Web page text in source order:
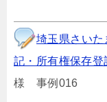
埼玉県さい
記・所有権保存
様 事例016